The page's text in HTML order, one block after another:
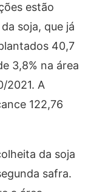
estão
soja, que já
40,7
3,8% na área
2021. A
122,76
da soja
safra.